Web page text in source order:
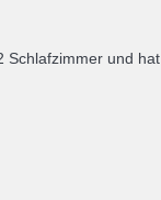
Schlafzimmer und hat